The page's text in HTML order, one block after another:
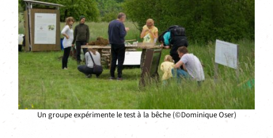
Un groupe expérimente le test à la bêche (©Dominique Oser)